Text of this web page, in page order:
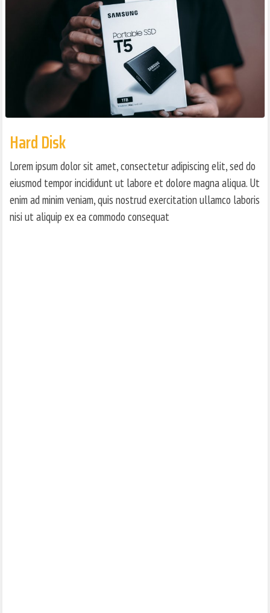
Hard Disk
Lorem ipsum dolor sit amet, consectetur adipiscing elit, sed do
eiusmod tempor incididunt ut labore et dolore magna aliqua. Ut
enim ad minim veniam, quis nostrud exercitation ullamco laboris
nisi ut aliquip ex ea commodo consequat